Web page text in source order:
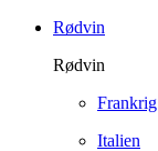
Rødvin
Rødvin
Frankrig
Italien